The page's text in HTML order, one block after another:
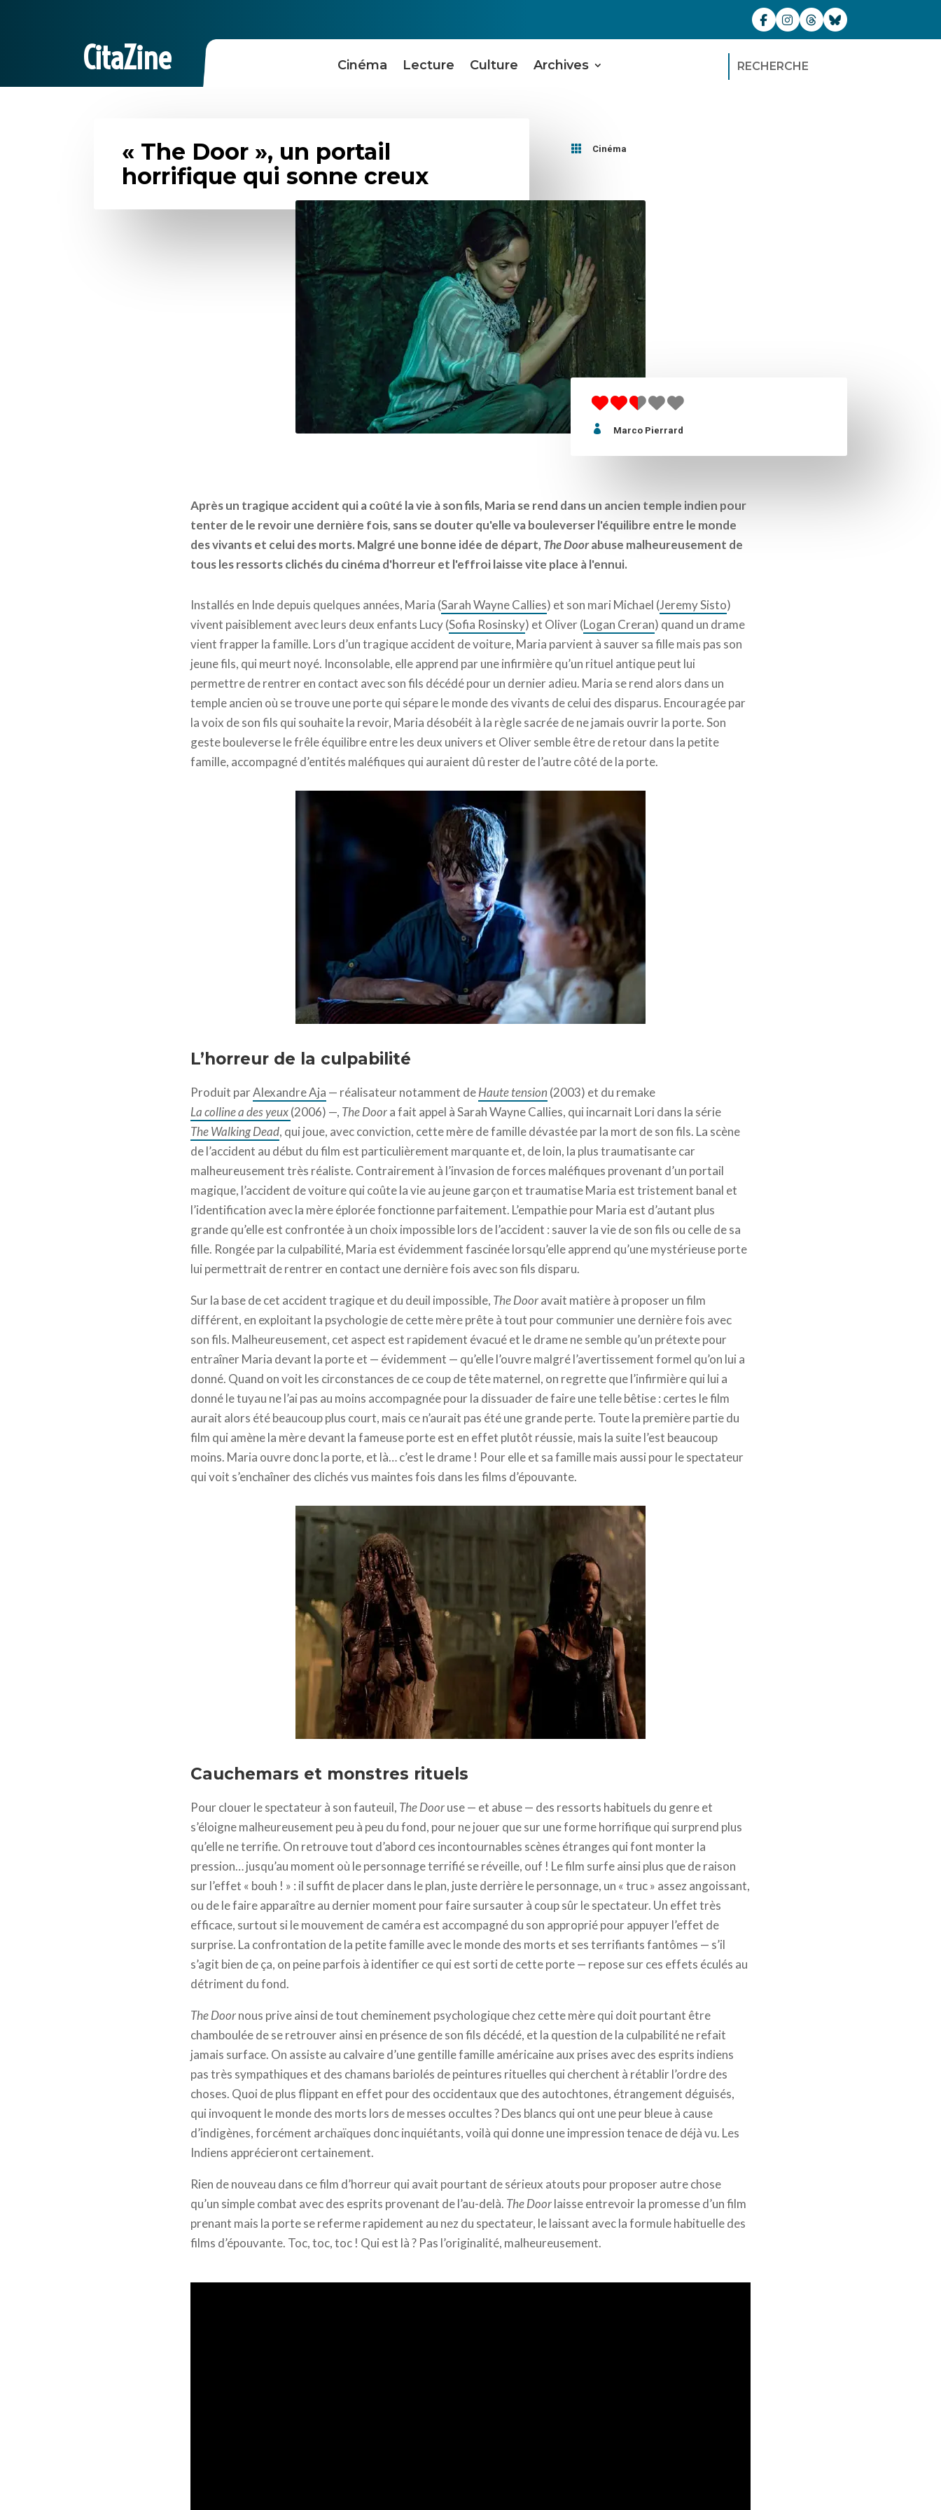
CitaZine Cinéma Lecture Culture Archives RECHERCHE
« The Door », un portail
horrifique qui sonne creux
 Cinéma
 Marco Pierrard
Après un tragique accident qui a coûté la vie à son fils, Maria se rend dans un ancien temple indien pour
tenter de le revoir une dernière fois, sans se douter qu'elle va bouleverser l'équilibre entre le monde
des vivants et celui des morts. Malgré une bonne idée de départ, The Doorabuse malheureusement de
tous les ressorts clichés du cinéma d'horreur et l'effroi laisse vite place à l'ennui.
Installés en Inde depuis quelques années, Maria (Sarah Wayne Callies) et son mari Michael (Jeremy Sisto)
vivent paisiblement avec leurs deux enfants Lucy (Sofia Rosinsky) et Oliver (Logan Creran) quand un drame
vient frapper la famille. Lors d’un tragique accident de voiture, Maria parvient à sauver sa fille mais pas son
jeune fils, qui meurt noyé. Inconsolable, elle apprend par une infirmière qu’un rituel antique peut lui
permettre de rentrer en contact avec son fils décédé pour un dernier adieu. Maria se rend alors dans un
temple ancien où se trouve une porte qui sépare le monde des vivants de celui des disparus. Encouragée par
la voix de son fils qui souhaite la revoir, Maria désobéit à la règle sacrée de ne jamais ouvrir la porte. Son
geste bouleverse le frêle équilibre entre les deux univers et Oliver semble être de retour dans la petite
famille, accompagné d’entités maléfiques qui auraient dû rester de l’autre côté de la porte.
L’horreur de la culpabilité
Produit parAlexandre Aja — réalisateur notamment deHaute tension (2003) et du remake
La colline a des yeux(2006) —, The Doora fait appel à Sarah Wayne Callies, qui incarnait Lori dans la série
The Walking Dead, qui joue, avec conviction, cette mère de famille dévastée par la mort de son fils. La scène
de l’accident au début du film est particulièrement marquante et, de loin, la plus traumatisante car
malheureusement très réaliste. Contrairement à l’invasion de forces maléfiques provenant d’un portail
magique, l’accident de voiture qui coûte la vie au jeune garçon et traumatise Maria est tristement banal et
l’identification avec la mère éplorée fonctionne parfaitement. L’empathie pour Maria est d’autant plus
grande qu’elle est confrontée à un choix impossible lors de l’accident : sauver la vie de son fils ou celle de sa
fille. Rongée par la culpabilité, Maria est évidemment fascinée lorsqu’elle apprend qu’une mystérieuse porte
lui permettrait de rentrer en contact une dernière fois avec son fils disparu.
Sur la base de cet accident tragique et du deuil impossible, The Dooravait matière à proposer un film
différent, en exploitant la psychologie de cette mère prête à tout pour communier une dernière fois avec
son fils. Malheureusement, cet aspect est rapidement évacué et le drame ne semble qu’un prétexte pour
entraîner Maria devant la porte et — évidemment — qu’elle l’ouvre malgré l’avertissement formel qu’on lui a
donné. Quand on voit les circonstances de ce coup de tête maternel, on regrette que l’infirmière qui lui a
donné le tuyau ne l’ai pas au moins accompagnée pour la dissuader de faire une telle bêtise : certes le film
aurait alors été beaucoup plus court, mais ce n’aurait pas été une grande perte. Toute la première partie du
film qui amène la mère devant la fameuse porte est en effet plutôt réussie, mais la suite l’est beaucoup
moins. Maria ouvre donc la porte, et là… c’est le drame ! Pour elle et sa famille mais aussi pour le spectateur
qui voit s’enchaîner des clichés vus maintes fois dans les films d’épouvante.
Cauchemars et monstres rituels
Pour clouer le spectateur à son fauteuil, The Dooruse — et abuse — des ressorts habituels du genre et
s’éloigne malheureusement peu à peu du fond, pour ne jouer que sur une forme horrifique qui surprend plus
qu’elle ne terrifie. On retrouve tout d’abord ces incontournables scènes étranges qui font monter la
pression… jusqu’au moment où le personnage terrifié se réveille, ouf ! Le film surfe ainsi plus que de raison
sur l’effet « bouh ! » : il suffit de placer dans le plan, juste derrière le personnage, un « truc » assez angoissant,
ou de le faire apparaître au dernier moment pour faire sursauter à coup sûr le spectateur. Un effet très
efficace, surtout si le mouvement de caméra est accompagné du son approprié pour appuyer l’effet de
surprise. La confrontation de la petite famille avec le monde des morts et ses terrifiants fantômes — s’il
s’agit bien de ça, on peine parfois à identifier ce qui est sorti de cette porte — repose sur ces effets éculés au
détriment du fond.
The Doornous prive ainsi de tout cheminement psychologique chez cette mère qui doit pourtant être
chamboulée de se retrouver ainsi en présence de son fils décédé, et la question de la culpabilité ne refait
jamais surface. On assiste au calvaire d’une gentille famille américaine aux prises avec des esprits indiens
pas très sympathiques et des chamans bariolés de peintures rituelles qui cherchent à rétablir l’ordre des
choses. Quoi de plus flippant en effet pour des occidentaux que des autochtones, étrangement déguisés,
qui invoquent le monde des morts lors de messes occultes ? Des blancs qui ont une peur bleue à cause
d’indigènes, forcément archaïques donc inquiétants, voilà qui donne une impression tenace de déjà vu. Les
Indiens apprécieront certainement.
Rien de nouveau dans ce film d’horreur qui avait pourtant de sérieux atouts pour proposer autre chose
qu’un simple combat avec des esprits provenant de l’au-delà. The Doorlaisse entrevoir la promesse d’un film
prenant mais la porte se referme rapidement au nez du spectateur, le laissant avec la formule habituelle des
films d’épouvante. Toc, toc, toc ! Qui est là ? Pas l’originalité, malheureusement.